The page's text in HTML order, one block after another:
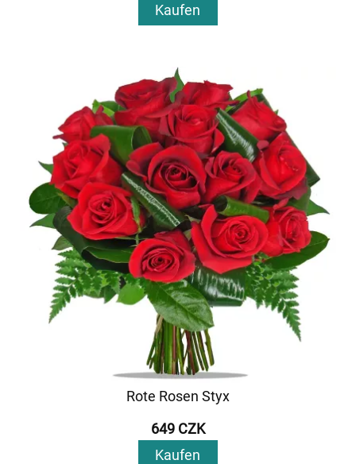
Kaufen
Rote Rosen Styx
649 CZK
Kaufen